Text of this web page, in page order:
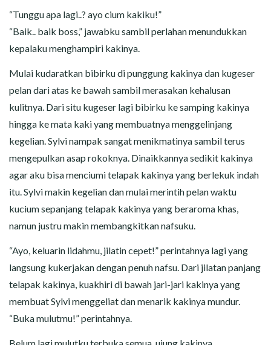
“Tunggu apa lagi..? ayo cium kakiku!”
“Baik.. baik boss,” jawabku sambil perlahan menundukkan
kepalaku menghampiri kakinya.
Mulai kudaratkan bibirku di punggung kakinya dan kugeser
pelan dari atas ke bawah sambil merasakan kehalusan
kulitnya. Dari situ kugeser lagi bibirku ke samping kakinya
hingga ke mata kaki yang membuatnya menggelinjang
kegelian. Sylvi nampak sangat menikmatinya sambil terus
mengepulkan asap rokoknya. Dinaikkannya sedikit kakinya
agar aku bisa menciumi telapak kakinya yang berlekuk indah
itu. Sylvi makin kegelian dan mulai merintih pelan waktu
kucium sepanjang telapak kakinya yang beraroma khas,
namun justru makin membangkitkan nafsuku.
“Ayo, keluarin lidahmu, jilatin cepet!” perintahnya lagi yang
langsung kukerjakan dengan penuh nafsu. Dari jilatan panjang
telapak kakinya, kuakhiri di bawah jari-jari kakinya yang
membuat Sylvi menggeliat dan menarik kakinya mundur.
“Buka mulutmu!” perintahnya.